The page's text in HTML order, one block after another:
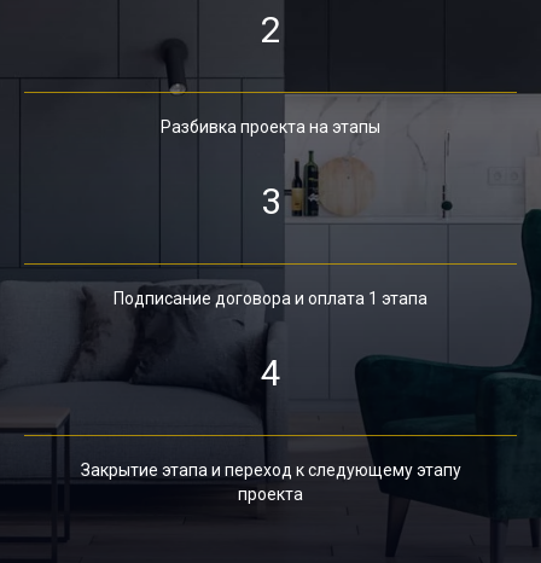
2
Разбивка проекта на этапы
3
Подписание договора и оплата 1 этапа
4
Закрытие этапа и переход к следующему этапу
проекта